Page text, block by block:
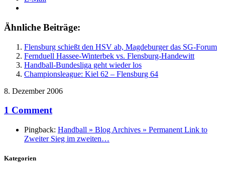
Ähnliche Beiträge:
Flensburg schießt den HSV ab, Magdeburger das SG-Forum
Fernduell Hassee-Winterbek vs. Flensburg-Handewitt
Handball-Bundesliga geht wieder los
Championsleague: Kiel 62 – Flensburg 64
8. Dezember 2006
1 Comment
Pingback: Handball » Blog Archives » Permanent Link to
Zweiter Sieg im zweiten…
Kategorien